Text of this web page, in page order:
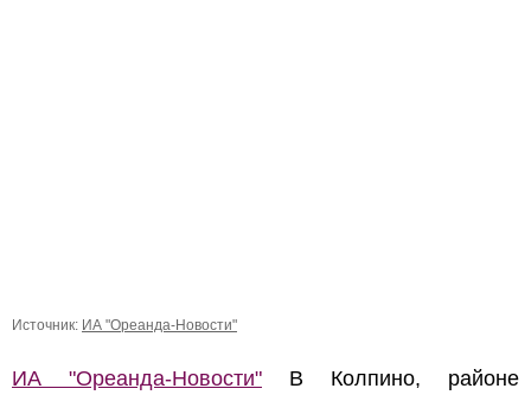
Источник: ИА "Ореанда-Новости"
ИА "Ореанда-Новости" В Колпино, районе